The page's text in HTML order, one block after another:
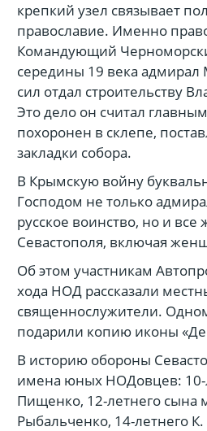
крепкий узел связывает
православие. Именно
Командующий
середины 19 века
сил отдал строительству
Это дело он считал
похоронен в склепе,
закладки собора.
В Крымскую войну
Господом не только
русское воинство, но и все
Севастополя, включая
Об этом участникам
хода НОД рассказали
священнослужители.
подарили копию иконы
В историю обороны
имена юных НОДовцев: 10-
Пищенко, 12-летнего сына
Рыбальченко, 14-летнего